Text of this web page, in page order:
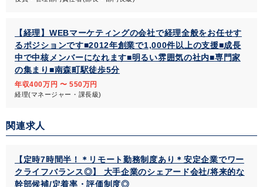
【経理】WEBマーケティングの会社で経理全般をお任せす
るポジションです■2012年創業で1,000件以上の支援■成長
中で中核メンバーになれます■明るい雰囲気の社内■専門家
の集まり■南森町駅徒歩5分
年収400万円 〜 550万円
経理(マネージャー・課長級)
関連求人
【定時7時間半！＊リモート勤務制度あり＊安定企業でワー
クライフバランス◎】 大手企業のシェアード会社/将来的な
幹部候補/定着率・評価制度◎